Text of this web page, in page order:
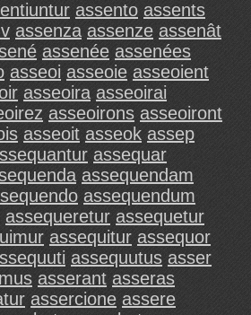
assento assents
assenza assenze assenât
assenée assenées
asseoi asseoie asseoient
asseoira asseoirai
asseoirons asseoiront
asseoit asseok assep
assequar
assequendam
assequendum
assequeretur assequetur
assequitur assequor
assequutus asser
asserant asseras
assercione assere